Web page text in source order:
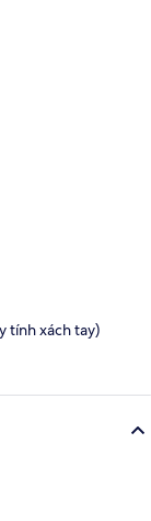
tính xách tay)